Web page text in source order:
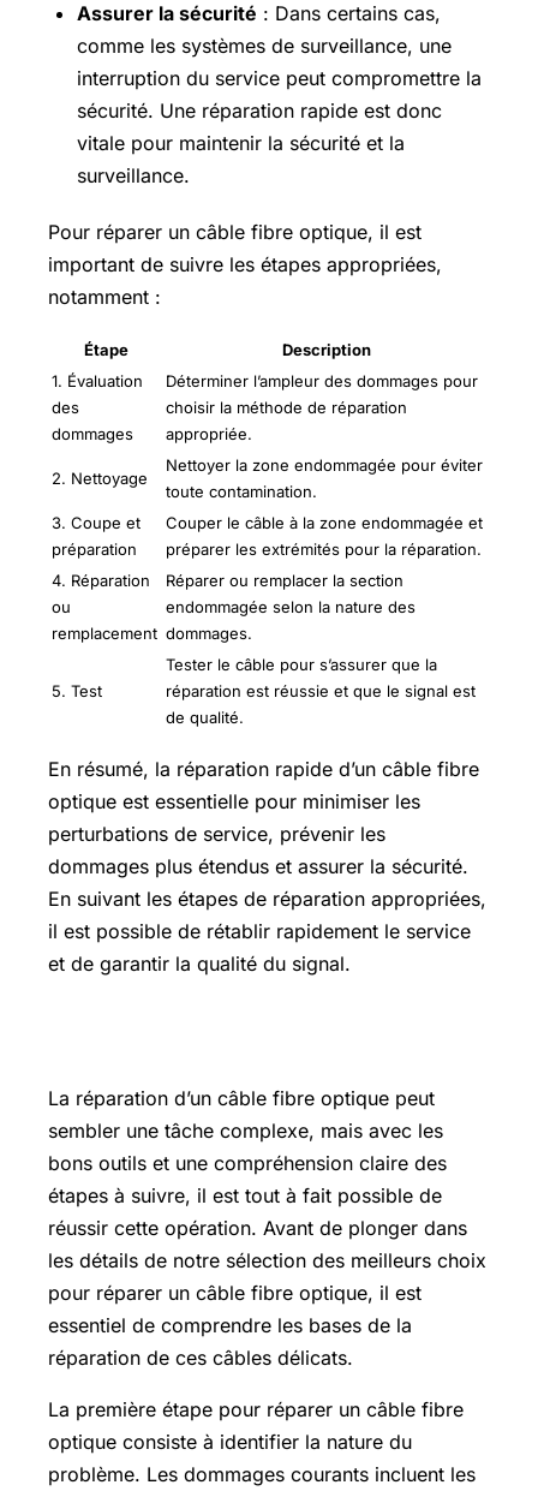
Assurer la sécurité : Dans certains cas,
comme les systèmes de surveillance, une
interruption du service peut compromettre la
sécurité. Une réparation rapide est donc
vitale pour maintenir la sécurité et la
surveillance.
Pour réparer un câble fibre optique, il est
important de suivre les étapes appropriées,
notamment :
Étape
Description
1. Évaluation
des
dommages
Déterminer l’ampleur des dommages pour
choisir la méthode de réparation
appropriée.
2. Nettoyage
Nettoyer la zone endommagée pour éviter
toute contamination.
3. Coupe et
préparation
Couper le câble à la zone endommagée et
préparer les extrémités pour la réparation.
4. Réparation
ou
remplacement
Réparer ou remplacer la section
endommagée selon la nature des
dommages.
5. Test
Tester le câble pour s’assurer que la
réparation est réussie et que le signal est
de qualité.
En résumé, la réparation rapide d’un câble fibre
optique est essentielle pour minimiser les
perturbations de service, prévenir les
dommages plus étendus et assurer la sécurité.
En suivant les étapes de réparation appropriées,
il est possible de rétablir rapidement le service
et de garantir la qualité du signal.
La réparation d’un câble fibre optique peut
sembler une tâche complexe, mais avec les
bons outils et une compréhension claire des
étapes à suivre, il est tout à fait possible de
réussir cette opération. Avant de plonger dans
les détails de notre sélection des meilleurs choix
pour réparer un câble fibre optique, il est
essentiel de comprendre les bases de la
réparation de ces câbles délicats.
La première étape pour réparer un câble fibre
optique consiste à identifier la nature du
problème. Les dommages courants incluent les